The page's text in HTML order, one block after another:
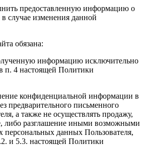
предоставленную информацию о
случае изменения данной
обязана:
информацию исключительно
п. 4 настоящей Политики
конфиденциальной информации в
предварительного письменного
а также не осуществлять продажу,
либо разглашение иными возможными
персональных данных Пользователя,
и 5.3. настоящей Политики